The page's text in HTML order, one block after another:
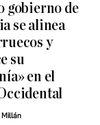
gobierno de
se alinea
y
su
en el
Millán